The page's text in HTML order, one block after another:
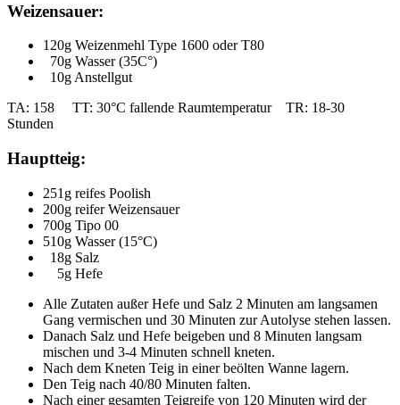
Weizensauer:
120g Weizenmehl Type 1600 oder T80
70g Wasser (35C°)
10g Anstellgut
TA: 158 TT: 30°C fallende Raumtemperatur TR: 18-30
Stunden
Hauptteig:
251g reifes Poolish
200g reifer Weizensauer
700g Tipo 00
510g Wasser (15°C)
18g Salz
5g Hefe
Alle Zutaten außer Hefe und Salz 2 Minuten am langsamen
Gang vermischen und 30 Minuten zur Autolyse stehen lassen.
Danach Salz und Hefe beigeben und 8 Minuten langsam
mischen und 3-4 Minuten schnell kneten.
Nach dem Kneten Teig in einer beölten Wanne lagern.
Den Teig nach 40/80 Minuten falten.
Nach einer gesamten Teigreife von 120 Minuten wird der